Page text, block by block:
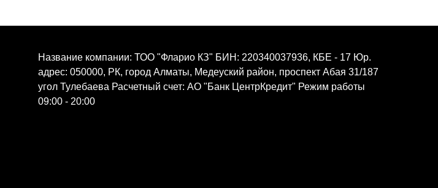
Название компании: ТОО "Фларио КЗ" БИН: 220340037936, КБЕ - 17 Юр.
адрес: 050000, РК, город Алматы, Медеуский район, проспект Абая 31/187
угол Тулебаева Расчетный счет: АО "Банк ЦентрКредит" Режим работы
09:00 - 20:00